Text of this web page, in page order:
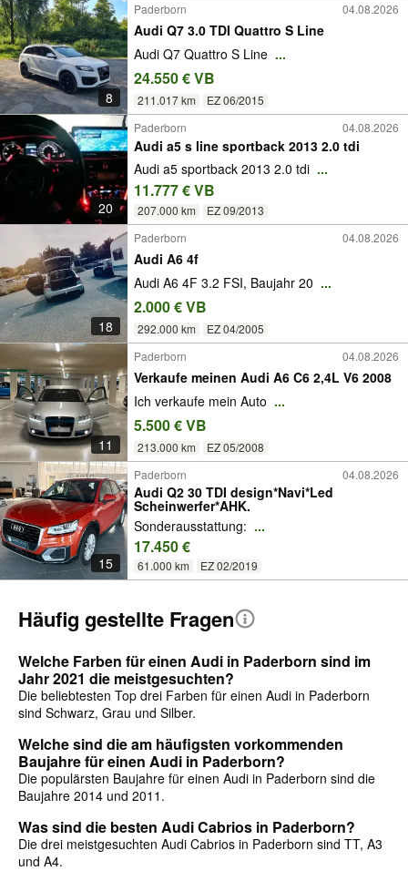
8
Paderborn 04.08.2026
Audi Q7 3.0 TDI Quattro S Line
Audi Q7 Quattro S Line ...
24.550 € VB
211.017 km EZ 06/2015
20
Paderborn 04.08.2026
Audi a5 s line sportback 2013 2.0 tdi
Audi a5 sportback 2013 2.0 tdi ...
11.777 € VB
207.000 km EZ 09/2013
18
Paderborn 04.08.2026
Audi A6 4f
Audi A6 4F 3.2 FSI, Baujahr 20 ...
2.000 € VB
292.000 km EZ 04/2005
11
Paderborn 04.08.2026
Verkaufe meinen Audi A6 C6 2,4L V6 2008
Ich verkaufe mein Auto ...
5.500 € VB
213.000 km EZ 05/2008
15
Paderborn 04.08.2026
Audi Q2 30 TDI design*Navi*Led
Scheinwerfer*AHK.
Sonderausstattung: ...
17.450 €
61.000 km EZ 02/2019
Häufig gestellte Fragen
Welche Farben für einen Audi in Paderborn sind im
Jahr 2021 die meistgesuchten?
Die beliebtesten Top drei Farben für einen Audi in Paderborn
sind Schwarz, Grau und Silber.
Welche sind die am häufigsten vorkommenden
Baujahre für einen Audi in Paderborn?
Die populärsten Baujahre für einen Audi in Paderborn sind die
Baujahre 2014 und 2011.
Was sind die besten Audi Cabrios in Paderborn?
Die drei meistgesuchten Audi Cabrios in Paderborn sind TT, A3
und A4.